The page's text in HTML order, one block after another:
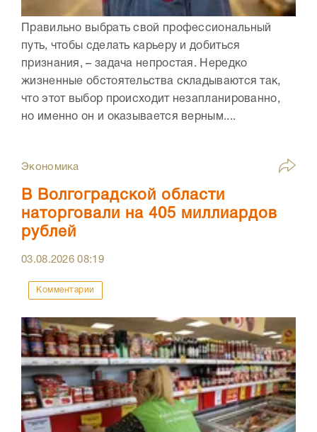
Правильно выбрать свой профессиональный
путь, чтобы сделать карьеру и добиться
признания, – задача непростая. Нередко
жизненные обстоятельства складываются так,
что этот выбор происходит незапланированно,
но именно он и оказывается верным....
Экономика
В Волгоградской области
наторговали на 405 миллиардов
рублей
03.08.202608:19
Комментарии